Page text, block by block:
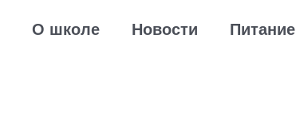
О школе Новости Питание